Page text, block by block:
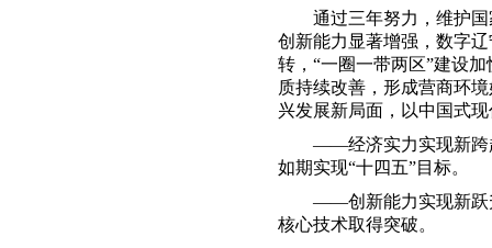
通过三年努力，维护国
创新能力显著增强，数字
转，“一圈一带两区”建设
质持续改善，形成营商环
兴发展新局面，以中国式
——经济实力实现新跨
如期实现“十四五”目标。
——创新能力实现新跃升
核心技术取得突破。